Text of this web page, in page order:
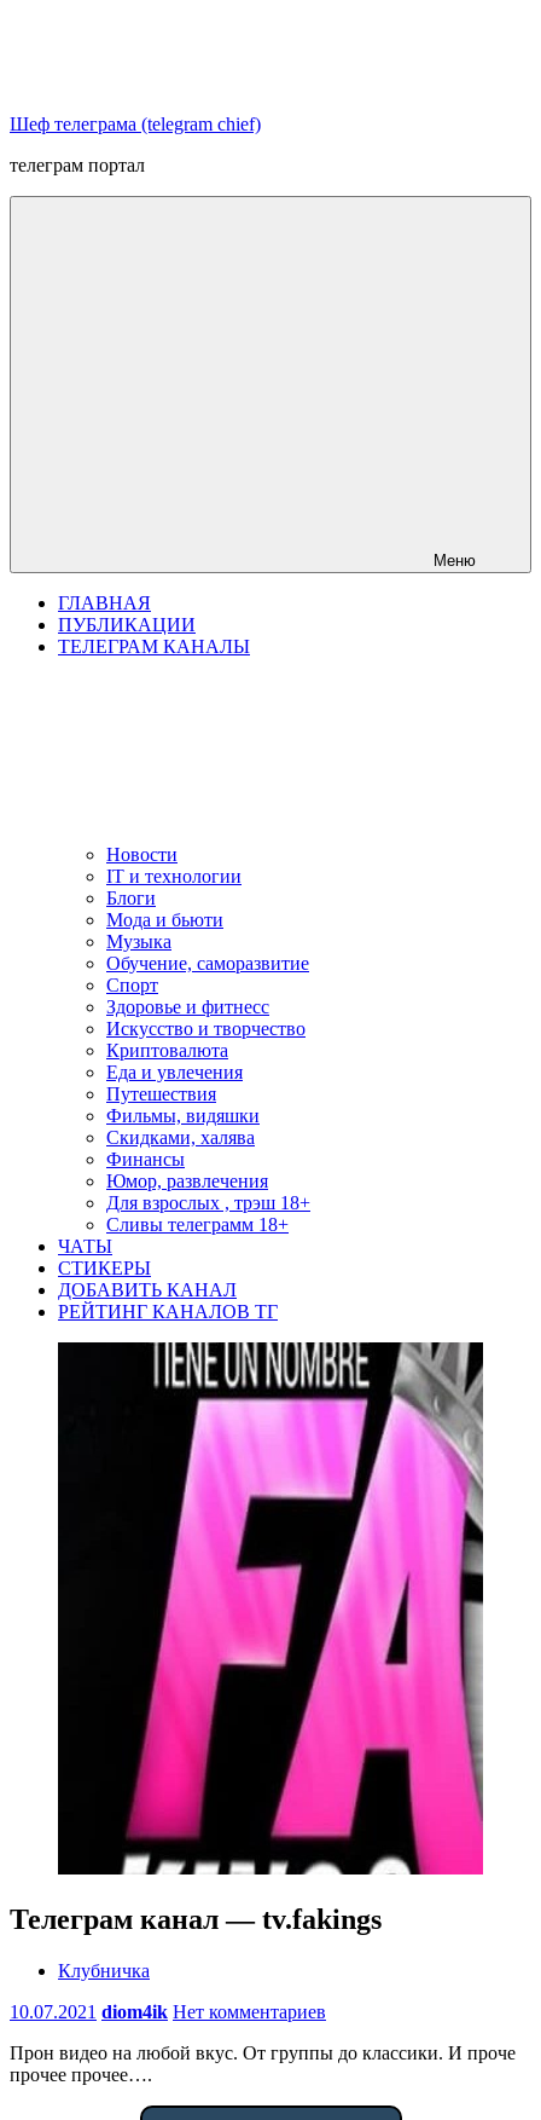
Шеф телеграма (telegram chief)
телеграм портал
Меню
ГЛАВНАЯ
ПУБЛИКАЦИИ
ТЕЛЕГРАМ КАНАЛЫ
Новости
IT и технологии
Блоги
Мода и бьюти
Музыка
Обучение, саморазвитие
Спорт
Здоровье и фитнесс
Искусство и творчество
Криптовалюта
Еда и увлечения
Путешествия
Фильмы, видяшки
Скидками, халява
Финансы
Юмор, развлечения
Для взрослых , трэш 18+
Сливы телеграмм 18+
ЧАТЫ
СТИКЕРЫ
ДОБАВИТЬ КАНАЛ
РЕЙТИНГ КАНАЛОВ ТГ
Телеграм канал — tv.fakings
Клубничка
10.07.2021 diom4ik Нет комментариев
Прон видео на любой вкус. От группы до классики. И проче
прочее прочее….